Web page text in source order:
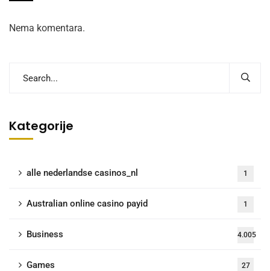
Nema komentara.
Kategorije
alle nederlandse casinos_nl 1
Australian online casino payid 1
Business 4.005
Games 27